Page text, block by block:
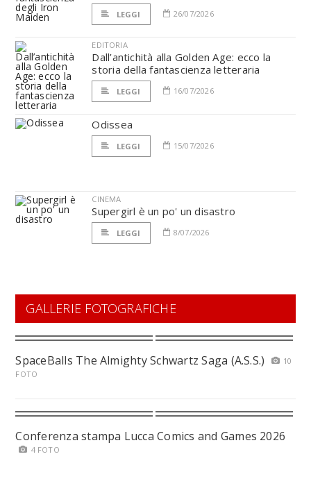
LEGGI 26/07/2026
EDITORIA
Dall’antichità alla Golden Age: ecco la
storia della fantascienza letteraria
LEGGI 16/07/2026
Odissea
LEGGI 15/07/2026
CINEMA
Supergirl è un po' un disastro
LEGGI 8/07/2026
GALLERIE FOTOGRAFICHE
SpaceBalls The Almighty Schwartz Saga (A.S.S.)
10
FOTO
Conferenza stampa Lucca Comics and Games 2026
4 FOTO